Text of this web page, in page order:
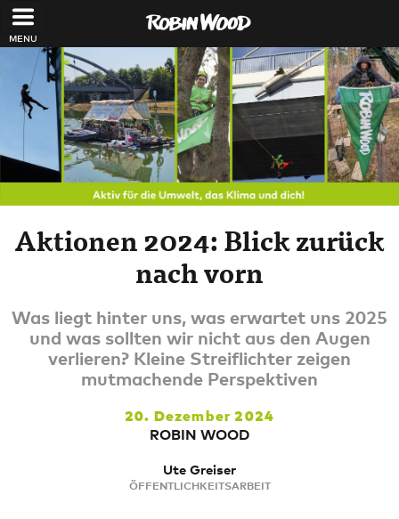
Direkt zum Inhalt
Aktionen 2024: Blick zurück
nach vorn
Was liegt hinter uns, was erwartet uns 2025
und was sollten wir nicht aus den Augen
verlieren? Kleine Streiflichter zeigen
mutmachende Perspektiven
20. Dezember 2024
ROBIN WOOD
Ute Greiser
ÖFFENTLICHKEITSARBEIT